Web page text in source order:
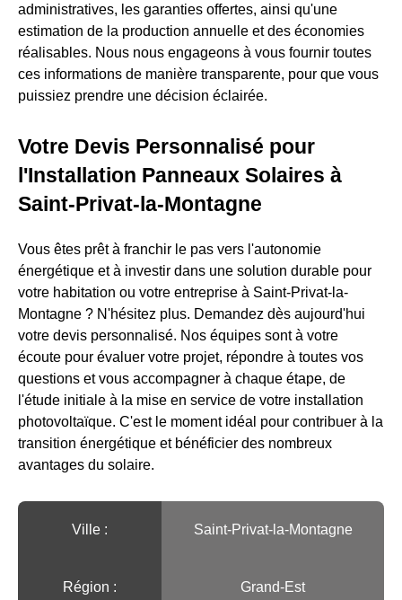
administratives, les garanties offertes, ainsi qu'une
estimation de la production annuelle et des économies
réalisables. Nous nous engageons à vous fournir toutes
ces informations de manière transparente, pour que vous
puissiez prendre une décision éclairée.
Votre Devis Personnalisé pour
l'Installation Panneaux Solaires à
Saint-Privat-la-Montagne
Vous êtes prêt à franchir le pas vers l'autonomie
énergétique et à investir dans une solution durable pour
votre habitation ou votre entreprise à Saint-Privat-la-
Montagne ? N'hésitez plus. Demandez dès aujourd'hui
votre devis personnalisé. Nos équipes sont à votre
écoute pour évaluer votre projet, répondre à toutes vos
questions et vous accompagner à chaque étape, de
l'étude initiale à la mise en service de votre installation
photovoltaïque. C'est le moment idéal pour contribuer à la
transition énergétique et bénéficier des nombreux
avantages du solaire.
Ville :️ Saint-Privat-la-Montagne
Région :️ Grand-Est